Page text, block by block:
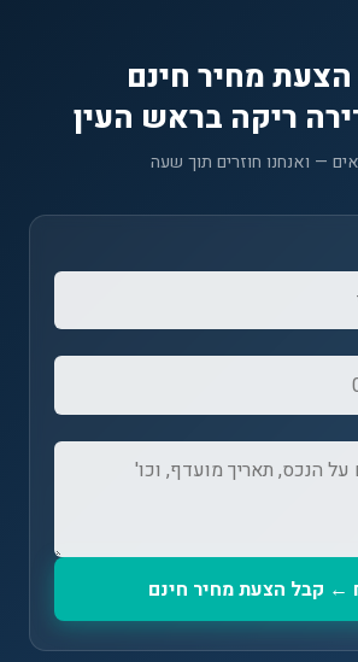
מחיר חינם
ריקה בראש העין
— ואנחנו חוזרים תוך שעה
← קבל הצעת מחיר חינם